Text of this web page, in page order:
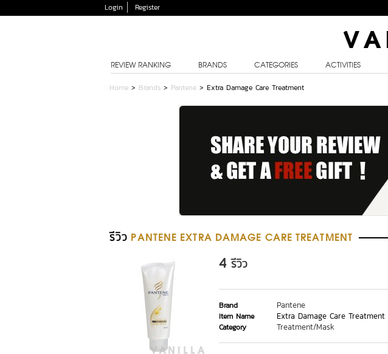
Login Register
REVIEW RANKING BRANDS CATEGORIES ACTIVITIES
Home > Brands > Pantene > Extra Damage Care Treatment
รีวิว PANTENE EXTRA DAMAGE CARE TREATMENT
4 รีวิว
Brand Pantene
Item Name Extra Damage Care Treatment
Category Treatment/Mask